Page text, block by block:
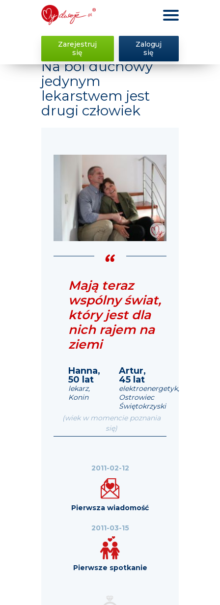
Zarejestruj
się
Zaloguj
się
Na ból duchowy
jedynym
lekarstwem jest
drugi człowiek
Mają teraz
wspólny świat,
który jest dla
nich rajem na
ziemi
Hanna,
50 lat
lekarz,
Konin
Artur,
45 lat
elektroenergetyk,
Ostrowiec
Świętokrzyski
(wiek w momencie poznania
się)
2011-02-12
Pierwsza wiadomość
2011-03-15
Pierwsze spotkanie